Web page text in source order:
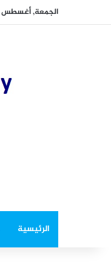
الجمعة, أغسطس 7 2026
الرئيسية